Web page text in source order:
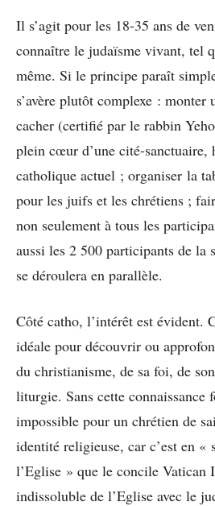
Il s’agit pour les 18-35 ans de
connaître le judaïsme vivant, tel
même. Si le principe paraît
s’avère plutôt complexe : monter
cacher (certifié par le rabbin
plein cœur d’une cité-sanctuaire,
catholique actuel ; organiser la
pour les juifs et les chrétiens ;
non seulement à tous les
aussi les 2 500 participants de la
se déroulera en parallèle.
Côté catho, l’intérêt est évident.
idéale pour découvrir ou
du christianisme, de sa foi, de
liturgie. Sans cette connaissance
impossible pour un chrétien de
identité religieuse, car c’est en «
l’Eglise » que le concile Vatican
indissoluble de l’Eglise avec le